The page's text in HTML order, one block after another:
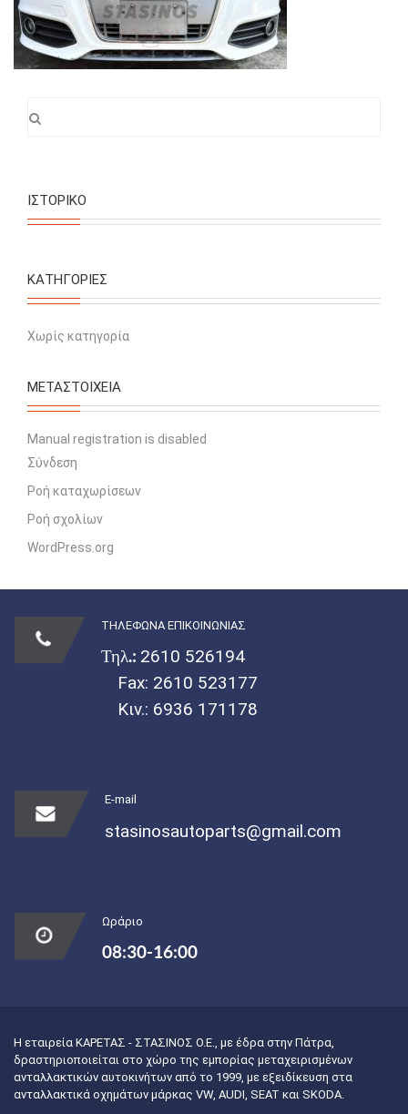
ΙΣΤΟΡΙΚΌ
KΑΤΗΓΟΡΊΕΣ
Χωρίς κατηγορία
ΜΕΤΑΣΤΟΙΧΕΊΑ
Manual registration is disabled
Σύνδεση
Ροή καταχωρίσεων
Ροή σχολίων
WordPress.org
ΤΗΛΕΦΩΝΑ ΕΠΙΚΟΙΝΩΝΙΑΣ
Τηλ.: 2610 526194
Fax: 2610 523177
Κιν.: 6936 171178
E-mail
stasinosautoparts@gmail.com
Ωράριο
08:30-16:00
Η εταιρεία ΚΑΡΕΤΑΣ - ΣΤΑΣΙΝΟΣ Ο.Ε., με έδρα στην Πάτρα,
δραστηριοποιείται στο χώρο της εμπορίας μεταχειρισμένων
ανταλλακτικών αυτοκινήτων από το 1999, με εξειδίκευση στα
ανταλλακτικά οχημάτων μάρκας VW, AUDI, SEAT και SKODA.